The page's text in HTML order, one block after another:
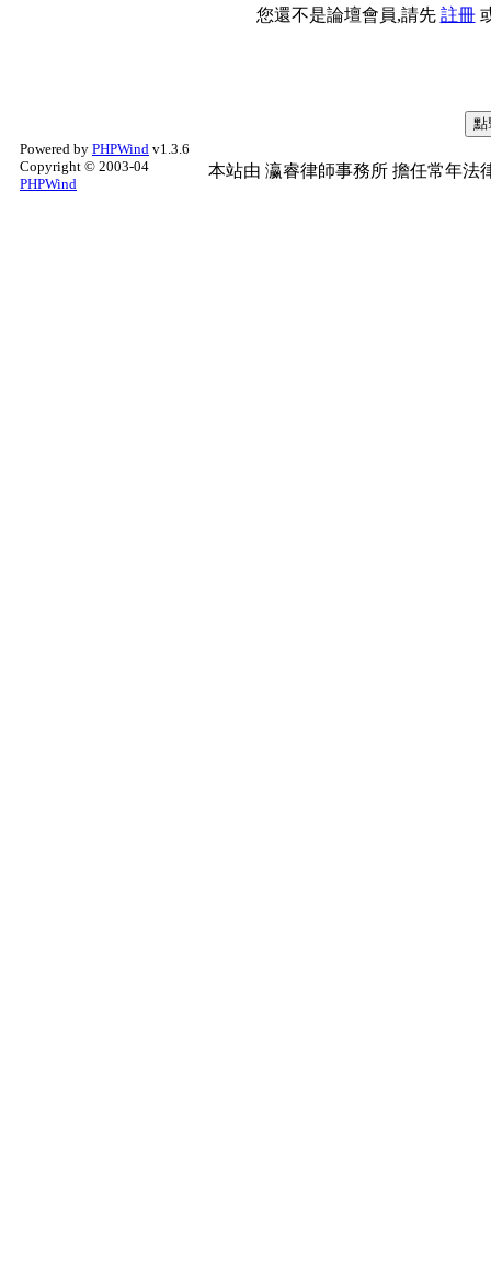
您還不是論壇會員,請先 註冊
Powered by PHPWind v1.3.6
Copyright © 2003-04
PHPWind
本站由 瀛睿律師事務所 擔任常年法